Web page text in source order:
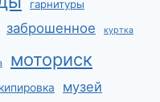
гарнитуры
заброшенное куртка
моториск
музей